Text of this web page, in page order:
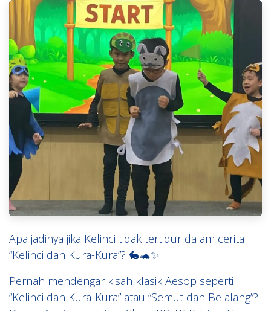
Apa jadinya jika Kelinci tidak tertidur dalam cerita
“Kelinci dan Kura-Kura”? 🐇🐢✨
Pernah mendengar kisah klasik Aesop seperti
“Kelinci dan Kura-Kura” atau “Semut dan Belalang”?